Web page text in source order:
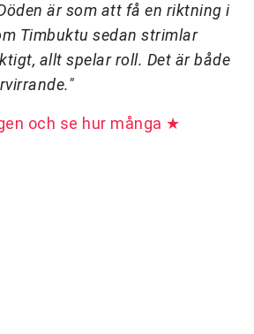
är som att få en riktning i
Timbuktu sedan strimlar
allt spelar roll. Det är både
och se hur många ★